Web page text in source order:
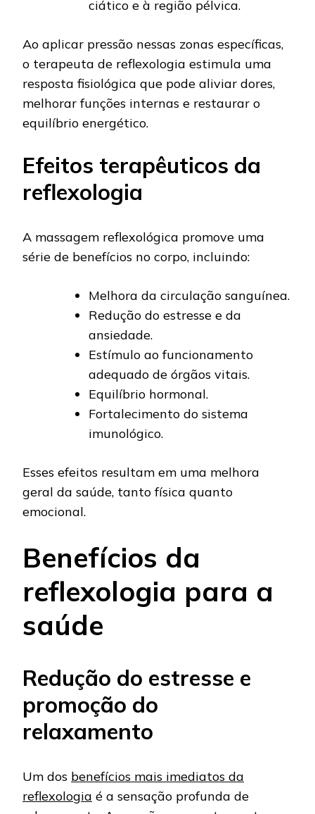
ciático e à região pélvica.
Ao aplicar pressão nessas zonas específicas,
o terapeuta de reflexologia estimula uma
resposta fisiológica que pode aliviar dores,
melhorar funções internas e restaurar o
equilíbrio energético.
Efeitos terapêuticos da
reflexologia
A massagem reflexológica promove uma
série de benefícios no corpo, incluindo:
Melhora da circulação sanguínea.
Redução do estresse e da
ansiedade.
Estímulo ao funcionamento
adequado de órgãos vitais.
Equilíbrio hormonal.
Fortalecimento do sistema
imunológico.
Esses efeitos resultam em uma melhora
geral da saúde, tanto física quanto
emocional.
Benefícios da
reflexologia para a
saúde
Redução do estresse e
promoção do
relaxamento
Um dos benefícios mais imediatos da
reflexologia é a sensação profunda de